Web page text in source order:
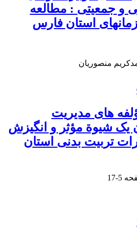
و جمعیتی : مطالعه
استان فارس
منصوریان
های مدیریت
یک شیوة مؤثر و انگیزش
تربیت بدنی استان
5-17